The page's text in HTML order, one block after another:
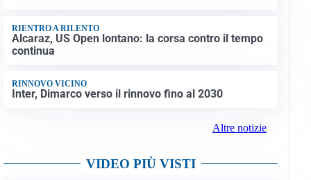
RIENTRO A RILENTO
Alcaraz, US Open lontano: la corsa contro il tempo
continua
RINNOVO VICINO
Inter, Dimarco verso il rinnovo fino al 2030
Altre notizie
VIDEO PIÙ VISTI